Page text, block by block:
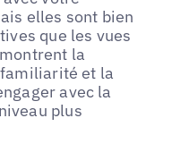
elles sont bien
que les vues
la
et la
avec la
plus